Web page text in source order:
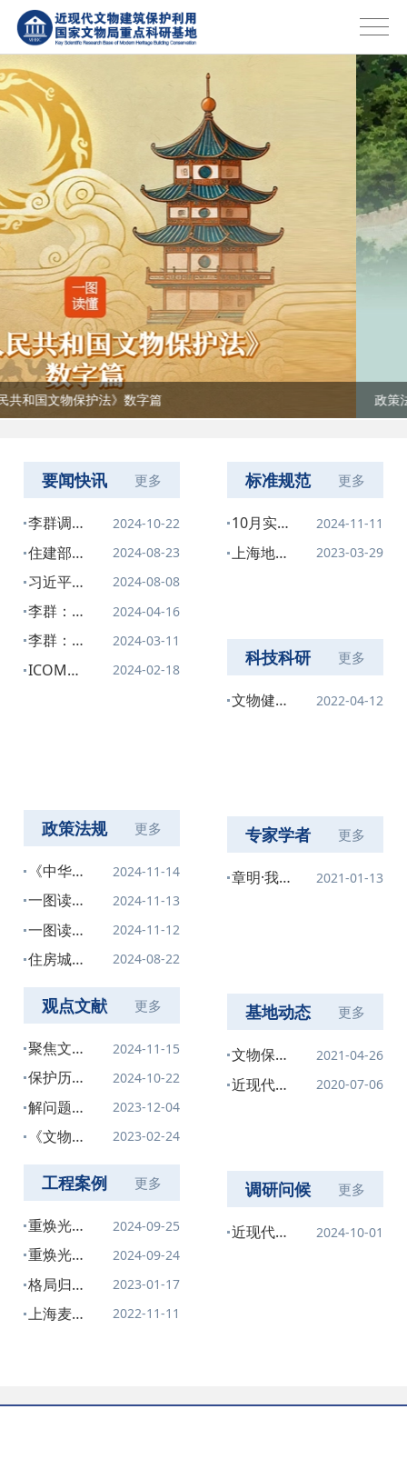
政策法规 | 一图读懂《中华人民共和国文物保护法》先导篇
要闻快讯 更多
李群调研
上海文物
2024-10-22
住建部权
威解读城
化保护传
承工作进
展和下一
2024-08-23
习近平对
加强文化
产保护传
承利用工
2024-08-08
李群：让
文物和文
放时代光
2024-04-16
李群：统
筹系统性
2024-03-11
ICOMOS
2024-02-18
政策法规 更多
《中华人
民共和国
法》
（2024
年修订）
2024-11-14
一图读懂
《中华人
文物保护
法》数字
篇
2024-11-13
一图读懂
《中华人
文物保护
法》先导
篇
2024-11-12
住房城乡
公厅关于
印发历史
文化街区
保护利用
验做法清
单（第一
批）的通
知
2024-08-22
观点文献 更多
聚焦文物
保护法修
点
2024-11-15
保护历史
文化遗
城市历史
文脉
2024-10-22
解问题补
短板 支
物事业可
持续发展
——《关
于加强文
物科技创
新的意
见》访谈
2023-12-04
《文物建
定评估指
南》
2023-02-24
工程案例 更多
重焕光
华，揭秘
缮的背后
故事
2024-09-25
重焕光
华，揭秘
缮的背后
2024-09-24
格局归
原，记忆
2023-01-17
上海麦边
性保护项
2022-11-11
标准规范 更多
10月实
施！一图
移动文物
灾害防御
指南》
2024-11-11
上海地方
缮技术标
准》6月1
日起正式
实施
2023-03-29
科技科研 更多
文物健康
2022-04-12
专家学者 更多
章明·我
2021-01-13
基地动态 更多
文物保护
行业标准
导则（送
审稿）》
通过内审
2021-04-26
近现代文
重点科研
基地隆重
揭牌
2020-07-06
调研问候 更多
近现代文
2024-10-01